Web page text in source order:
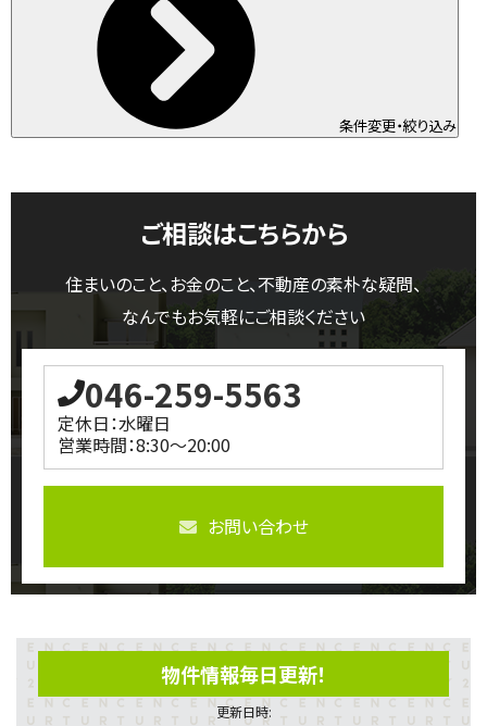
条件変更・絞り込み
ご相談はこちらから
住まいのこと、お金のこと、不動産の素朴な疑問、
なんでもお気軽にご相談ください
046-259-5563
定休日：水曜日
営業時間：8:30～20:00
お問い合わせ
物件情報毎日更新！
更新日時: